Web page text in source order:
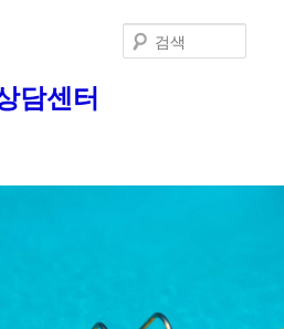
담센터
색